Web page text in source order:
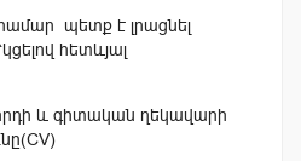
պետք է լրացնել
հետևյալ
և գիտական ղեկավարի